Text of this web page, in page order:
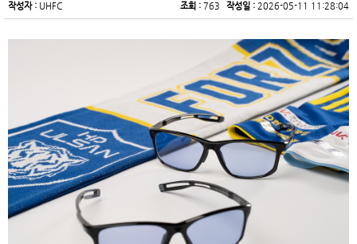
작성자 : UHFC 작성일 : 2026-05-11 11:28:04
조회 : 763